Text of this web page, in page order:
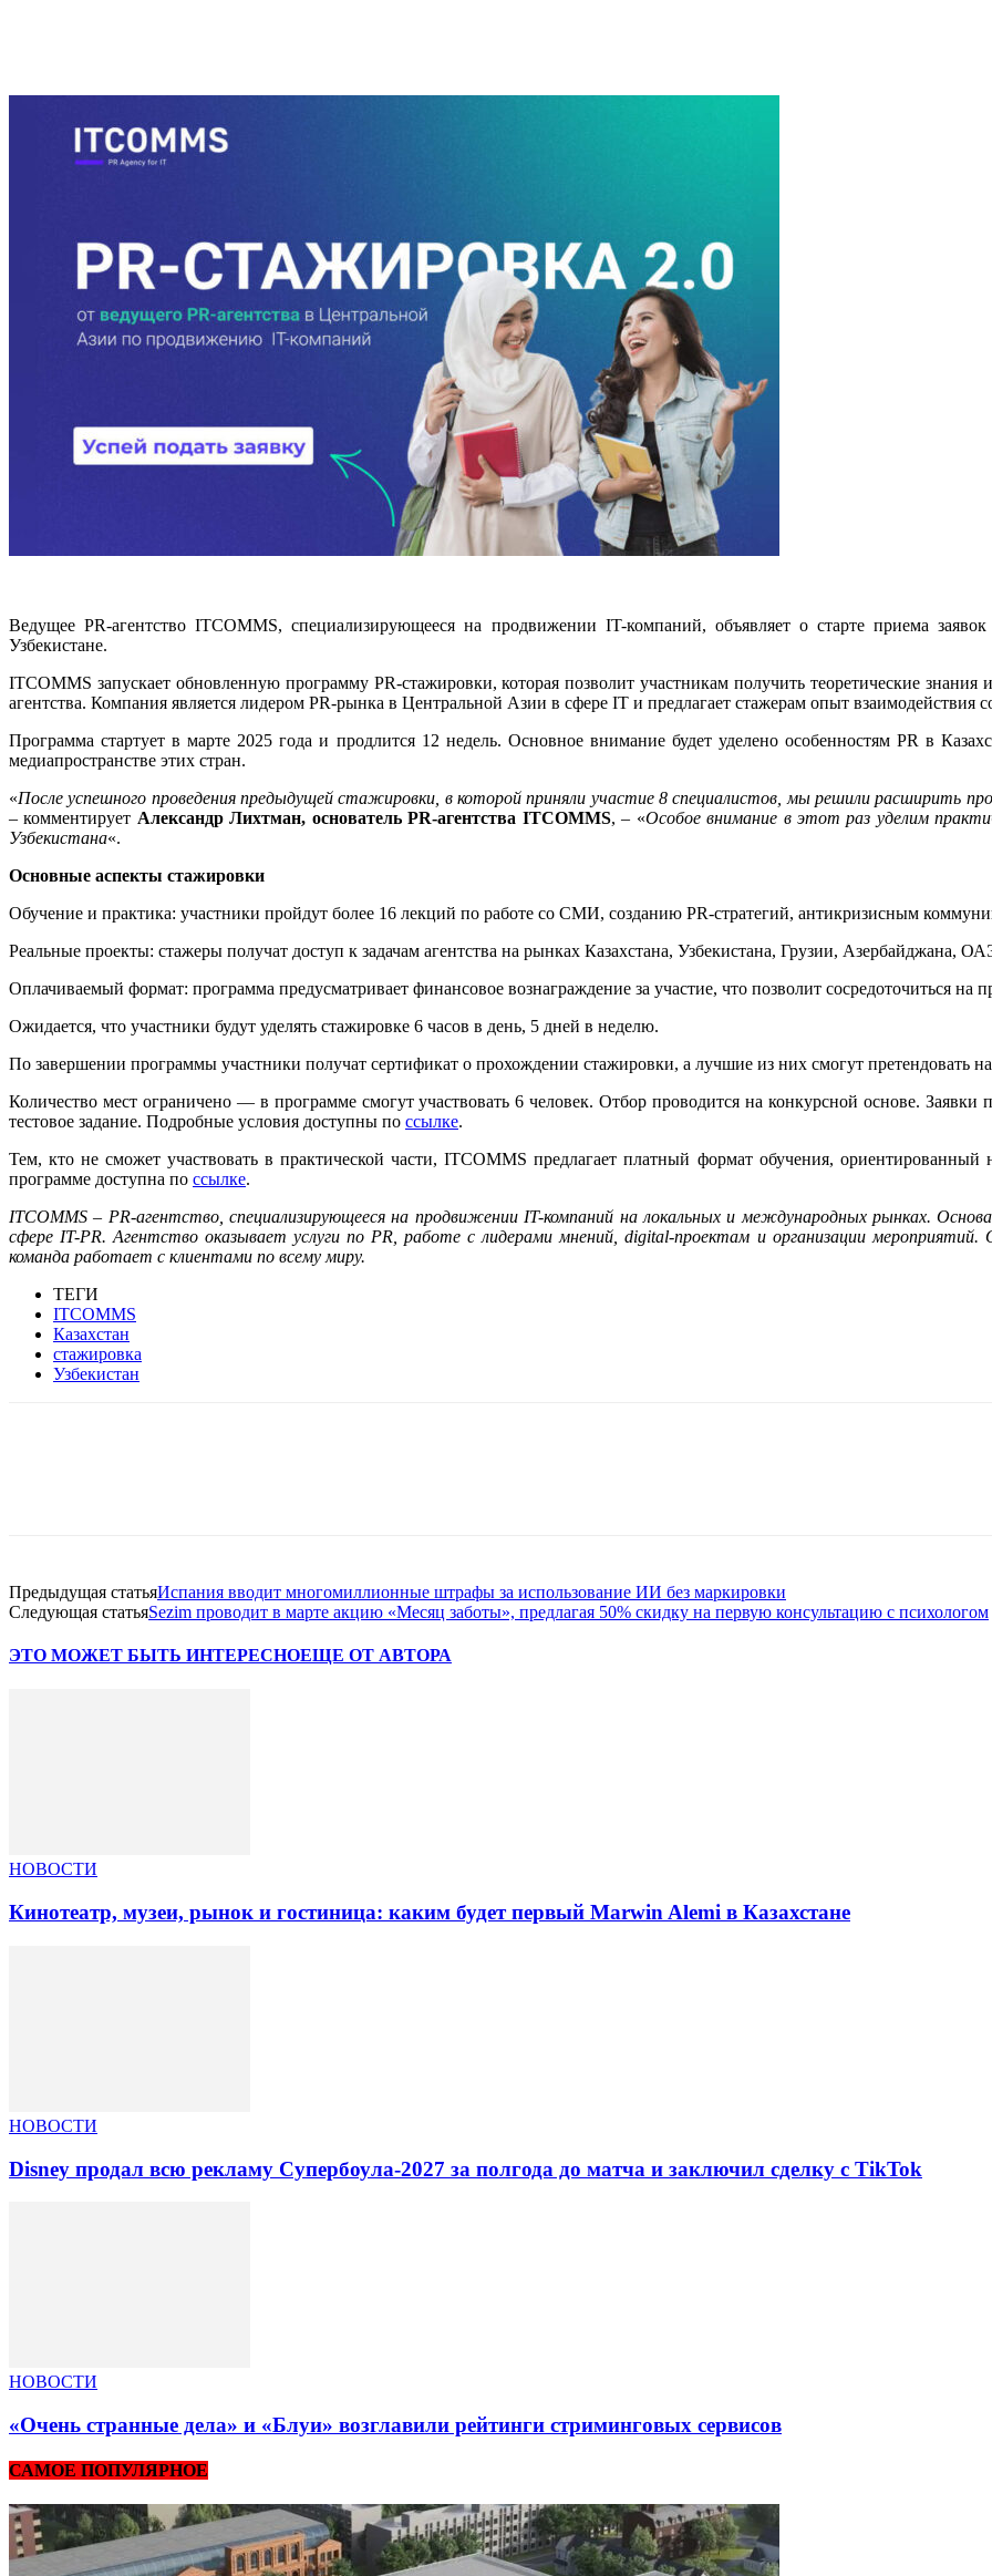
Ведущее PR-агентство ITCOMMS, специализирующееся на продвижении IT-компаний, объявляет о старте приема
Узбекистане.
ITCOMMS запускает обновленную программу PR-стажировки, которая позволит участникам получить теоретические
агентства. Компания является лидером PR-рынка в Центральной Азии в сфере IT и предлагает стажерам опыт
Программа стартует в марте 2025 года и продлится 12 недель. Основное внимание будет уделено особенностям PR в
медиапространстве этих стран.
«После успешного проведения предыдущей стажировки, в которой приняли участие 8 специалистов, мы решили расширить
– комментирует Александр Лихтман, основатель PR-агентства ITCOMMS, – «Особое внимание в этот раз уделим
Узбекистана«.
Основные аспекты стажировки
Обучение и практика: участники пройдут более 16 лекций по работе со СМИ, созданию PR-стратегий, антикризисным
Реальные проекты: стажеры получат доступ к задачам агентства на рынках Казахстана, Узбекистана, Грузии, Азербайджана,
Оплачиваемый формат: программа предусматривает финансовое вознаграждение за участие, что позволит сосредоточиться на
Ожидается, что участники будут уделять стажировке 6 часов в день, 5 дней в неделю.
По завершении программы участники получат сертификат о прохождении стажировки, а лучшие из них смогут претендовать
Количество мест ограничено — в программе смогут участвовать 6 человек. Отбор проводится на конкурсной основе.
тестовое задание. Подробные условия доступны по ссылке.
Тем, кто не сможет участвовать в практической части, ITCOMMS предлагает платный формат обучения,
программе доступна по ссылке.
ITCOMMS – PR-агентство, специализирующееся на продвижении IT-компаний на локальных и международных рынках.
сфере IT-PR. Агентство оказывает услуги по PR, работе с лидерами мнений, digital-проектам и организации
команда работает с клиентами по всему миру.
ТЕГИ
ITCOMMS
Казахстан
стажировка
Узбекистан
Предыдущая статьяИспания вводит многомиллионные штрафы за использование ИИ без маркировки
Следующая статьяSezim проводит в марте акцию «Месяц заботы», предлагая 50% скидку на первую консультацию с психологом
ЭТО МОЖЕТ БЫТЬ ИНТЕРЕСНОЕЩЕ ОТ АВТОРА
НОВОСТИ
Кинотеатр, музеи, рынок и гостиница: каким будет первый Marwin Alemi в Казахстане
НОВОСТИ
Disney продал всю рекламу Супербоула-2027 за полгода до матча и заключил сделку с TikTok
НОВОСТИ
«Очень странные дела» и «Блуи» возглавили рейтинги стриминговых сервисов
САМОЕ ПОПУЛЯРНОЕ